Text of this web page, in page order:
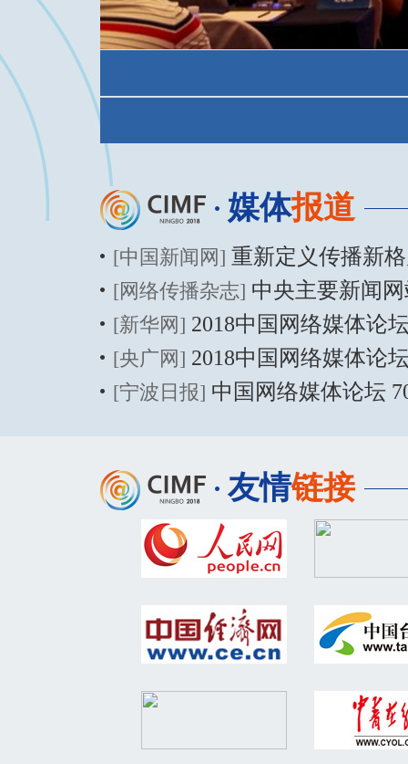
媒体报道
[中国新闻网] 重新定义传播新格局
[网络传播杂志] 中央主要新闻网站
[新华网] 2018中国网络媒体论坛聚焦"
[央广网] 2018中国网络媒体论坛在宁
[宁波日报] 中国网络媒体论坛 700
友情链接